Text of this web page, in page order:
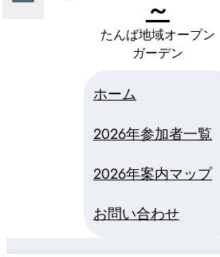
～
たんば地域オープン
ガーデン
ホーム
2026年参加者一覧
2026年案内マップ
お問い合わせ